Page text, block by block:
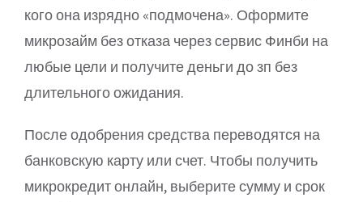
кого она изрядно «подмочена». Оформите
микрозайм без отказа через сервис Финби на
любые цели и получите деньги до зп без
длительного ожидания.
После одобрения средства переводятся на
банковскую карту или счет. Чтобы получить
микрокредит онлайн, выберите сумму и срок